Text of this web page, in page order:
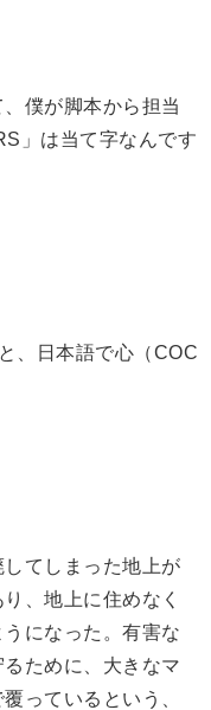
僕が脚本から担当
」は当て字なんです
、日本語で心（COC
てしまった地上が
、地上に住めなく
になった。有害な
ために、大きなマ
っているという、